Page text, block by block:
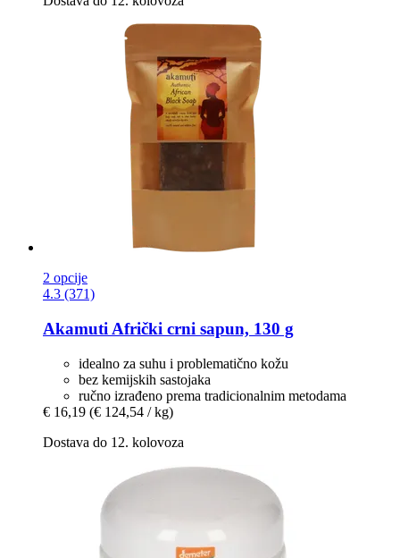
2 opcije
4.3 (371)
Akamuti Afrički crni sapun, 130 g
idealno za suhu i problematično kožu
bez kemijskih sastojaka
ručno izrađeno prema tradicionalnim metodama
€ 16,19 (€ 124,54 / kg)
Dostava do 12. kolovoza